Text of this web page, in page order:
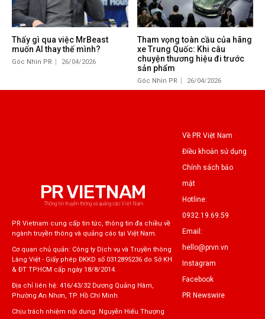
Thấy gì qua việc MrBeast
muốn AI thay thế mình?
Góc Nhìn PR 26/04/2026
Tham vọng toàn cầu của hãng
xe Trung Quốc: Khi câu
chuyện thương hiệu đi trước
sản phẩm
Góc Nhìn PR 26/04/2026
PR VIETNAM
Thông tin truyền thông và quảng cáo Việt Nam
PR Vietnam cung cấp tin tức, thông tin đa chiều về
ngành truyền thông và quảng cáo tại Việt Nam.
Cơ quan chủ quản: Công ty Dịch vụ và Truyền thông
Làng Việt - Giấy phép ĐKKD số 0312895236 do Sở KH
& ĐT TPHCM cấp ngày 18/8/2014.
Địa chỉ liên hệ: 416/43/32 Dương Quảng Hàm,
Phường An Nhơn, TP. Hồ Chí Minh
Chịu trách nhiệm nội dung: Nguyễn Hiếu Thượng
Về PR Việt Nam
Điều khoản sử dụng
Chính sách bảo
mật
Hotline:
0932.19.69.59
Email:
hello@prvn.vn
Instagram
Facebook
PR Newswire